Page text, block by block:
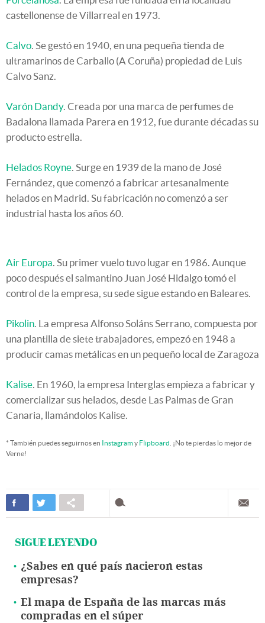
castellonense de Villarreal en 1973.
Calvo. Se gestó en 1940, en una pequeña tienda de
ultramarinos de Carballo (A Coruña) propiedad de Luis
Calvo Sanz.
Varón Dandy. Creada por una marca de perfumes de
Badalona llamada Parera en 1912, fue durante décadas su
producto estrella.
Helados Royne. Surge en 1939 de la mano de José
Fernández, que comenzó a fabricar artesanalmente
helados en Madrid. Su fabricación no comenzó a ser
industrial hasta los años 60.
Air Europa. Su primer vuelo tuvo lugar en 1986. Aunque
poco después el salmantino Juan José Hidalgo tomó el
control de la empresa, su sede sigue estando en Baleares.
Pikolin. La empresa Alfonso Soláns Serrano, compuesta por
una plantilla de siete trabajadores, empezó en 1948 a
producir camas metálicas en un pequeño local de Zaragoza
Kalise. En 1960, la empresa Interglas empieza a fabricar y
comercializar sus helados, desde Las Palmas de Gran
Canaria, llamándolos Kalise.
* También puedes seguirnos en Instagramy Flipboard . ¡No te pierdas lo mejor de
Verne!
SIGUE LEYENDO
¿Sabes en qué país nacieron estas
empresas?
El mapa de España de las marcas más
compradas en el súper